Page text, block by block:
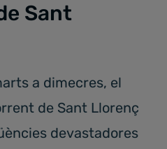
Sant
a dimecres, el
de Sant Llorenç
devastadores